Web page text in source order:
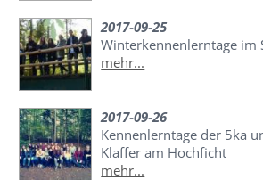
2017-09-25
Winterkennenlerntage im
mehr...
2017-09-26
Kennenlerntage der 5ka
Klaffer am Hochficht
mehr...